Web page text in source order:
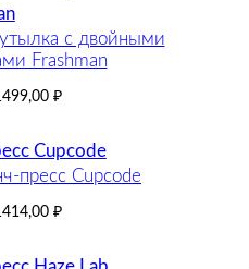
с двойными
Frashman
₽
пресс Cupcode
₽